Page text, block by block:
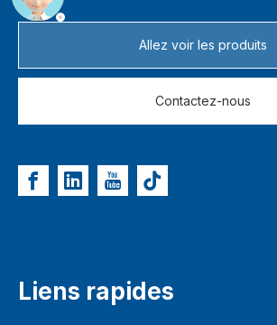
Allez voir les produits
Contactez-nous
Liens rapides